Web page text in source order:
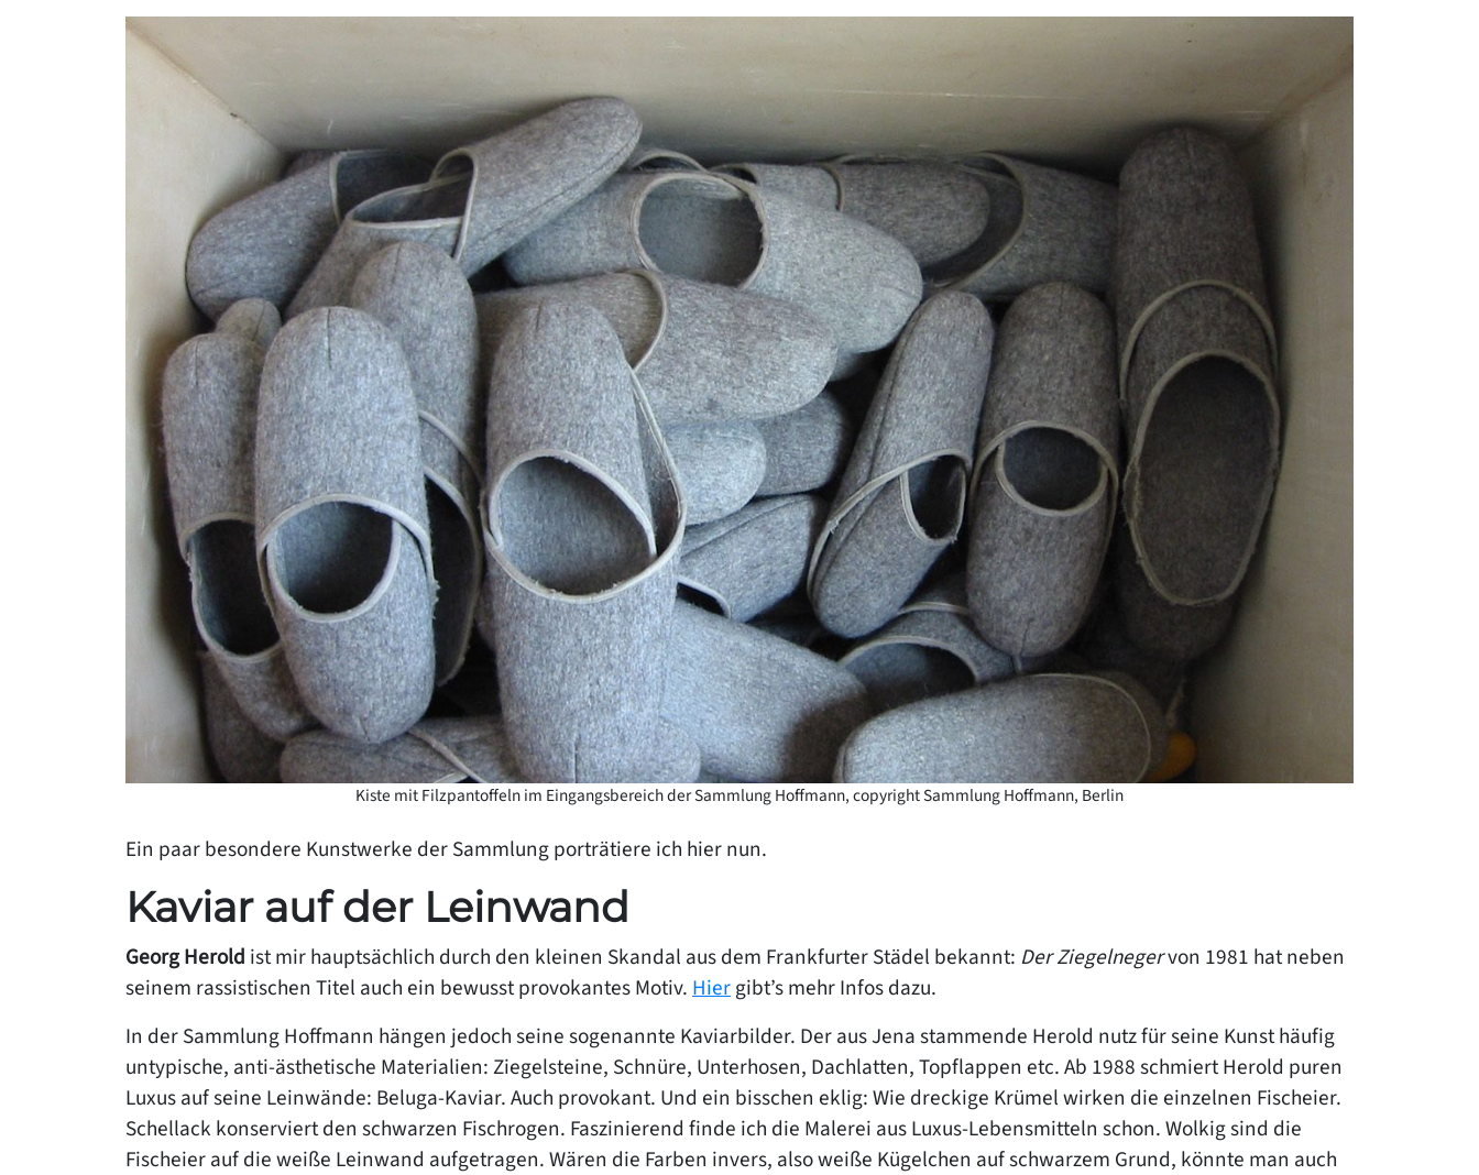
Kiste mit Filzpantoffeln im Eingangsbereich der Sammlung Hoffmann, copyright Sammlung Hoffmann, Berlin
Ein paar besondere Kunstwerke der Sammlung porträtiere ich hier nun.
Kaviar auf der Leinwand
Georg Herold ist mir hauptsächlich durch den kleinen Skandal aus dem Frankfurter Städel bekannt: Der Ziegelnegervon 1981 hat neben
seinem rassistischen Titel auch ein bewusst provokantes Motiv.Hiergibt’s mehr Infos dazu.
In der Sammlung Hoffmann hängen jedoch seine sogenannte Kaviarbilder. Der aus Jena stammende Herold nutz für seine Kunst häufig
untypische, anti-ästhetische Materialien: Ziegelsteine, Schnüre, Unterhosen, Dachlatten, Topflappen etc. Ab 1988 schmiert Herold puren
Luxus auf seine Leinwände: Beluga-Kaviar. Auch provokant. Und ein bisschen eklig: Wie dreckige Krümel wirken die einzelnen Fischeier.
Schellack konserviert den schwarzen Fischrogen. Faszinierend finde ich die Malerei aus Luxus-Lebensmitteln schon. Wolkig sind die
Fischeier auf die weiße Leinwand aufgetragen. Wären die Farben invers, also weiße Kügelchen auf schwarzem Grund, könnte man auch